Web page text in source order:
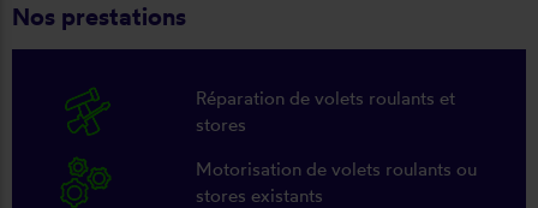
Nos prestations
Réparation de volets roulants et
stores
Motorisation de volets roulants ou
stores existants